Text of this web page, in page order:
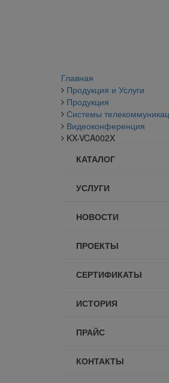
Главная
Продукция и Услуги
Продукция
Системы
Видеоконференция
KX-VCA002X
КАТАЛОГ
УСЛУГИ
НОВОСТИ
ПРОЕКТЫ
СЕРТИФИКАТЫ
ИСТОРИЯ
ПРАЙС
КОНТАКТЫ